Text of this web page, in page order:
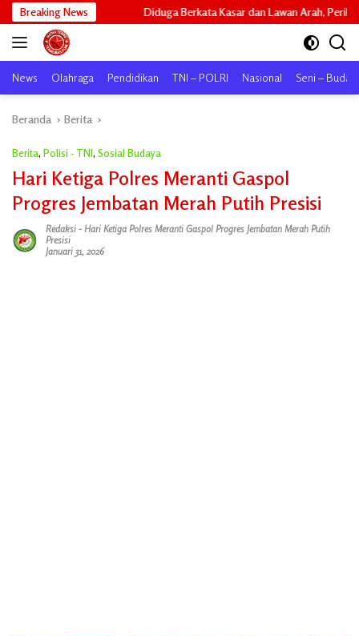
Langsung
ke
konten
Breaking News
Diduga Berkata Kasar dan Lawan Arah, Perilaku Driver Maxim
News Olahraga Pendidikan TNI – POLRI Nasional Seni –
Beranda Berita
Berita, Polisi - TNI, Sosial Budaya
Hari Ketiga Polres Meranti Gaspol
Progres Jembatan Merah Putih Presisi
Redaksi - Hari Ketiga Polres Meranti Gaspol Progres Jembatan Merah Putih
Presisi
Januari 31, 2026